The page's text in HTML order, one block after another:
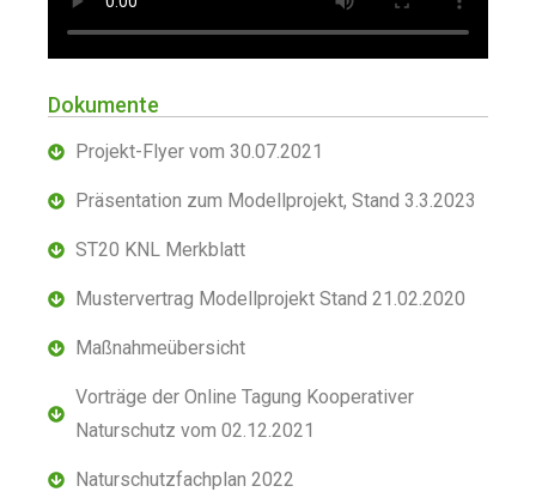
Dokumente
Projekt-Flyer vom 30.07.2021
Präsentation zum Modellprojekt, Stand 3.3.2023
ST20 KNL Merkblatt
Mustervertrag Modellprojekt Stand 21.02.2020
Maßnahmeübersicht
Vorträge der Online Tagung Kooperativer
Naturschutz vom 02.12.2021
Naturschutzfachplan 2022